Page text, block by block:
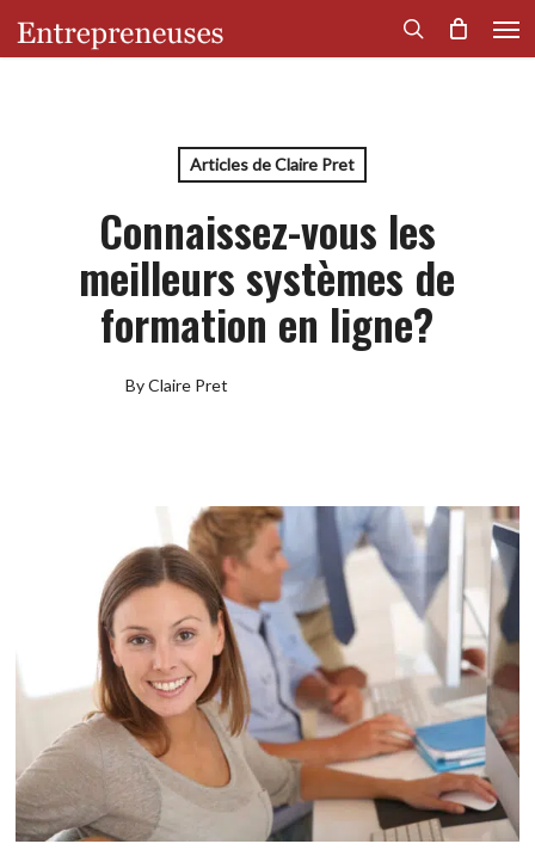
search
Articles de Claire Pret
Connaissez-vous les
meilleurs systèmes de
formation en ligne?
By Claire Pret